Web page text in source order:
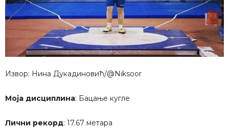
Извор: Нина Дукадиновић/@Niksoor
Моја дисциплина: Бацање кугле
Лични рекорд: 17.67 метара